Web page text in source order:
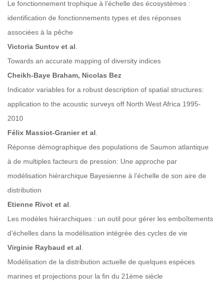
Le fonctionnement trophique à l’échelle des écosystèmes :
identification de fonctionnements types et des réponses
associées à la pêche
Victoria Suntov et al
Towards an accurate mapping of diversity indices
Cheikh-Baye Braham, Nicolas Bez
Indicator variables for a robust description of spatial structures:
application to the acoustic surveys off North West Africa 1995-
2010
Félix Massiot-Granier et al
Réponse démographique des populations de Saumon atlantique
à de multiples facteurs de pression: Une approche par
modélisation hiérarchique Bayesienne à l’échelle de son aire de
distribution
Etienne Rivot et al
Les modèles hiérarchiques : un outil pour gérer les emboîtements
d’échelles dans la modélisation intégrée des cycles de vie
Virginie Raybaud et al
Modélisation de la distribution actuelle de quelques espèces
marines et projections pour la fin du 21ème siècle